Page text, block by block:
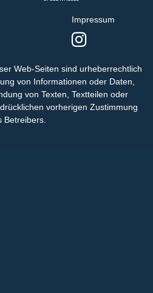
Impressum
Web-Seiten sind urheberrechtlich
von Informationen oder Daten,
von Texten, Textteilen oder
vorherigen Zustimmung
Betreibers.